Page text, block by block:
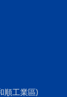
順工業區)